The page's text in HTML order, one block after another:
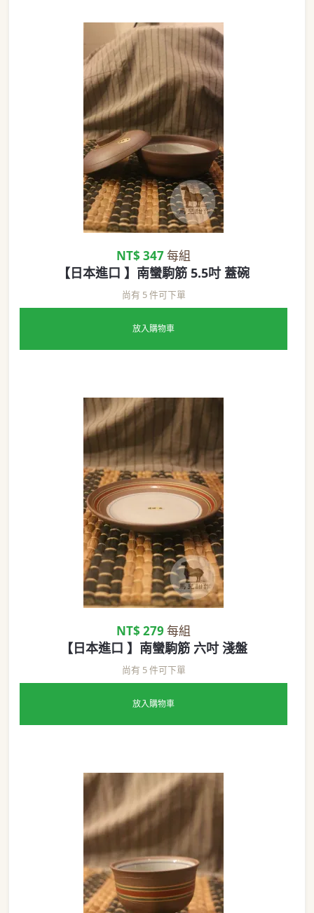
NT$ 347每組
【日本進口 】南蠻駒筋 5.5吋 蓋碗
尚有 5 件可下單
放入購物車
NT$ 279 每組
【日本進口 】南蠻駒筋 六吋 淺盤
尚有 5 件可下單
放入購物車